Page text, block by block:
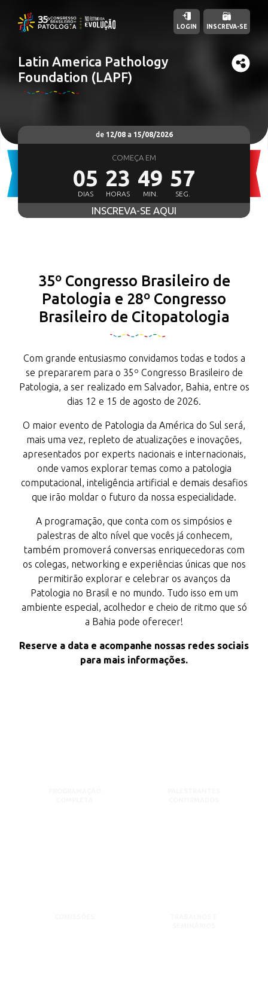
Latin America Pathology
Foundation (LAPF)
LOGIN INSCREVA-SE
de 12/08a 15/08/2026
COMEÇA EM
05
DIAS
23
HORAS
49
MIN.
55
SEG.
INSCREVA-SE AQUI
35º Congresso Brasileiro de
Patologia e 28º Congresso
Brasileiro de Citopatologia
Com grande entusiasmo convidamos todas e todos a
se prepararem para o 35º Congresso Brasileiro de
Patologia, a ser realizado em Salvador, Bahia, entre os
dias 12 e 15 de agosto de 2026.
O maior evento de Patologia da América do Sul será,
mais uma vez, repleto de atualizações e inovações,
apresentados por experts nacionais e internacionais,
onde vamos explorar temas como a patologia
computacional, inteligência artificial e demais desafios
que irão moldar o futuro da nossa especialidade.
A programação, que conta com os simpósios e
palestras de alto nível que vocês já conhecem,
também promoverá conversas enriquecedoras com
os colegas, networking e experiências únicas que nos
permitirão explorar e celebrar os avanços da
Patologia no Brasil e no mundo. Tudo isso em um
ambiente especial, acolhedor e cheio de ritmo que só
a Bahia pode oferecer!
Reserve a data e acompanhe nossas redes sociais
para mais informações.